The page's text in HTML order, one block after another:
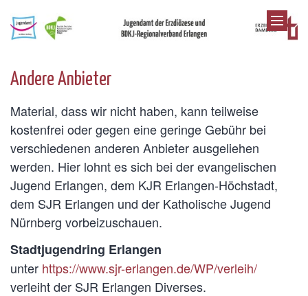
Andere Anbieter
Material, dass wir nicht haben, kann teilweise
kostenfrei oder gegen eine geringe Gebühr bei
verschiedenen anderen Anbieter ausgeliehen
werden. Hier lohnt es sich bei der evangelischen
Jugend Erlangen, dem KJR Erlangen-Höchstadt,
dem SJR Erlangen und der Katholische Jugend
Nürnberg vorbeizuschauen.
Stadtjugendring Erlangen
unter https://www.sjr-erlangen.de/WP/verleih/
verleiht der SJR Erlangen Diverses.